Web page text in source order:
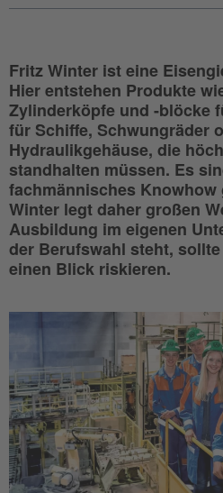
Fritz Winter ist eine
Hier entstehen Produkte
Zylinderköpfe und -blöcke
für Schiffe, Schwungräder
Hydraulikgehäuse, die
standhalten müssen. Es
fachmännisches
Winter legt daher großen
Ausbildung im eigenen
der Berufswahl steht,
einen Blick riskieren.